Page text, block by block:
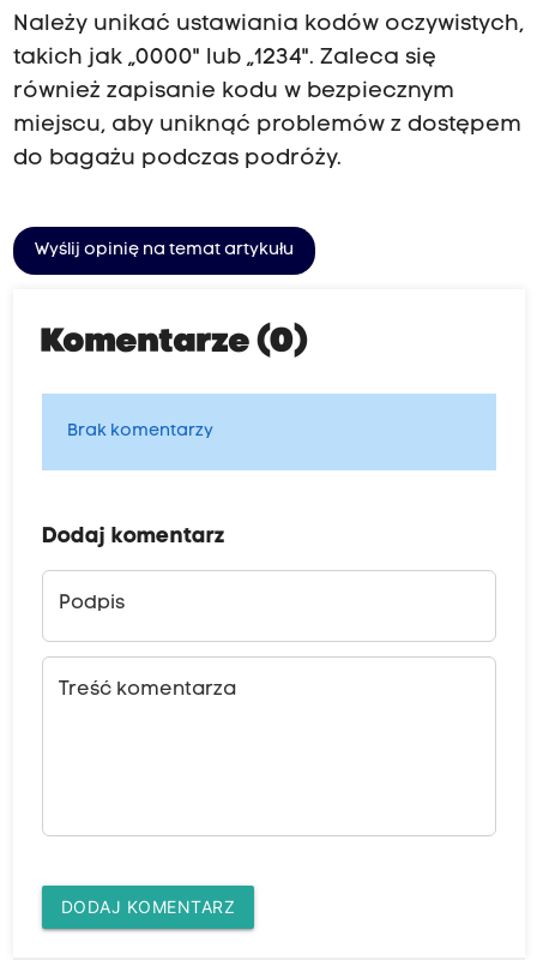
Należy unikać ustawiania kodów oczywistych,
takich jak „0000" lub „1234". Zaleca się
również zapisanie kodu w bezpiecznym
miejscu, aby uniknąć problemów z dostępem
do bagażu podczas podróży.
Wyślij opinię na temat artykułu
Komentarze (0)
Brak komentarzy
Dodaj komentarz
Podpis
Treść komentarza
DODAJ KOMENTARZ